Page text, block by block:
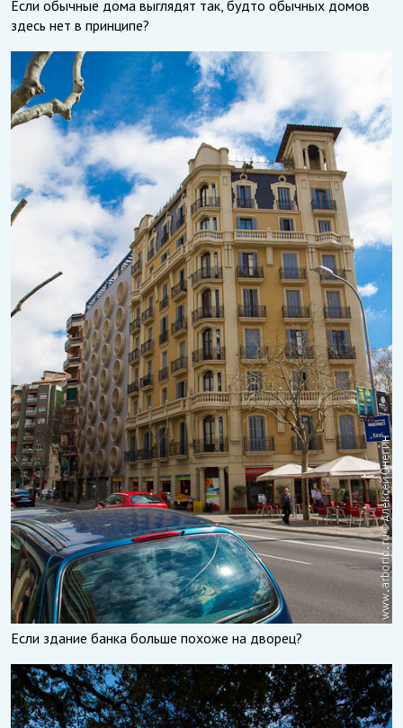
Если обычные дома выглядят так, будто обычных домов
здесь нет в принципе?
Если здание банка больше похоже на дворец?